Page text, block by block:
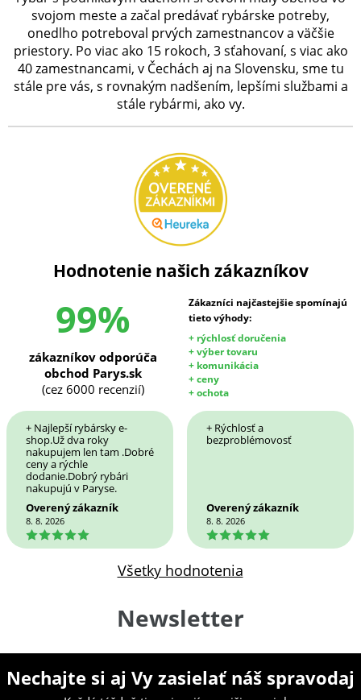
svojom meste a začal predávať rybárske potreby,
onedlho potreboval prvých zamestnancov a väčšie
priestory. Po viac ako 15 rokoch, 3 sťahovaní, s viac ako
40 zamestnancami, v Čechách aj na Slovensku, sme tu
stále pre vás, s rovnakým nadšením, lepšími službami a
stále rybármi, ako vy.
Hodnotenie našich zákazníkov
99%
Zákazníci najčastejšie spomínajú
tieto výhody:
+ rýchlosť doručenia
+ výber tovaru
+ komunikácia
+ ceny
+ ochota
zákazníkov odporúča
obchod Parys.sk
(cez 6000 recenzií)
+ Najlepší rybársky e-
shop.Už dva roky
nakupujem len tam .Dobré
ceny a rýchle
dodanie.Dobrý rybári
nakupujú v Paryse.
Overený zákazník
8. 8. 2026
5
+ Rýchlosť a
bezproblémovosť
Overený zákazník
8. 8. 2026
5
Všetky hodnotenia
Newsletter
Nechajte si aj Vy zasielať náš spravodaj